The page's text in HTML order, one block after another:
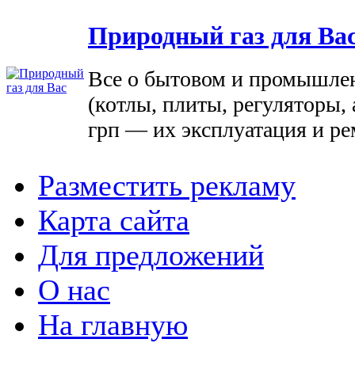
Природный газ для
Все о бытовом и
(котлы, плиты, регуляторы,
грп — их эксплуатация и
Разместить рекламу
Карта сайта
Для предложений
О нас
На главную